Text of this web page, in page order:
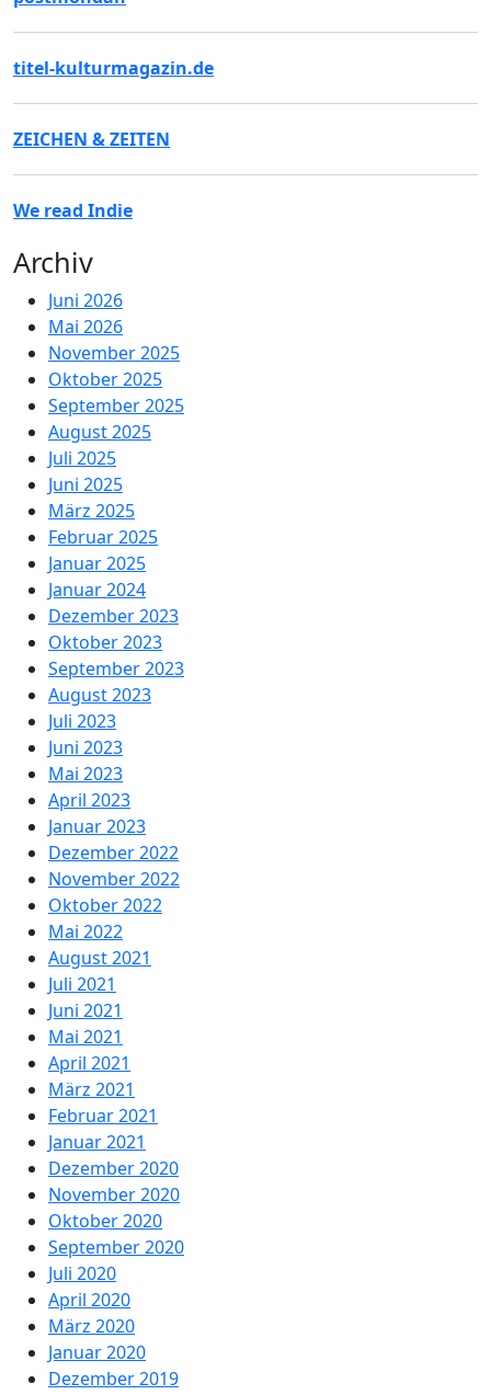
titel-kulturmagazin.de
ZEICHEN & ZEITEN
We read Indie
Archiv
Juni 2026
Mai 2026
November 2025
Oktober 2025
September 2025
August 2025
Juli 2025
Juni 2025
März 2025
Februar 2025
Januar 2025
Januar 2024
Dezember 2023
Oktober 2023
September 2023
August 2023
Juli 2023
Juni 2023
Mai 2023
April 2023
Januar 2023
Dezember 2022
November 2022
Oktober 2022
Mai 2022
August 2021
Juli 2021
Juni 2021
Mai 2021
April 2021
März 2021
Februar 2021
Januar 2021
Dezember 2020
November 2020
Oktober 2020
September 2020
Juli 2020
April 2020
März 2020
Januar 2020
Dezember 2019